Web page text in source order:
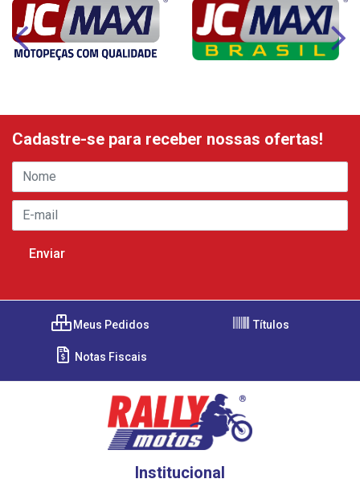
Cadastre-se para receber nossas ofertas!
Meus Pedidos Títulos
Notas Fiscais
Institucional